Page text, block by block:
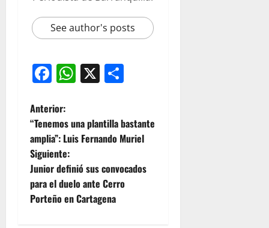
See author's posts
Facebook
WhatsApp
X
Anterior:
“Tenemos una plantilla bastante
amplia”: Luis Fernando Muriel
Siguiente:
Junior definió sus convocados
para el duelo ante Cerro
Porteño en Cartagena